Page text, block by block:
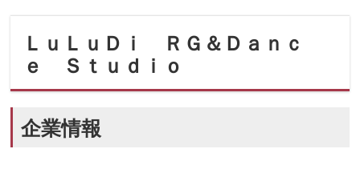
ＬｕＬｕＤｉ ＲＧ＆Ｄａｎｃ
ｅ Ｓｔｕｄｉｏ
企業情報